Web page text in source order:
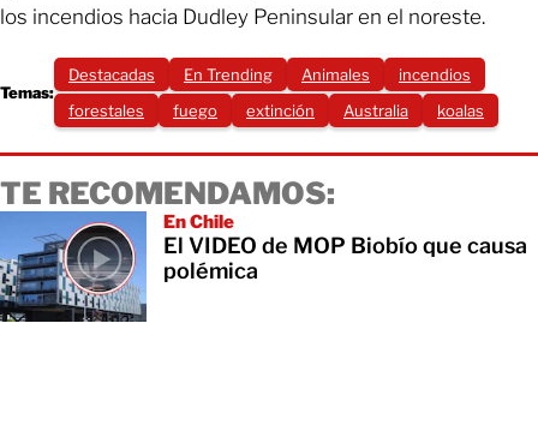
los incendios hacia Dudley Peninsular en el noreste.
Temas:
Destacadas En Trending Animales
incendios
forestales
fuego extinción Australia koalas
TE RECOMENDAMOS:
En Chile
El VIDEO de MOP Biobío que causa
polémica